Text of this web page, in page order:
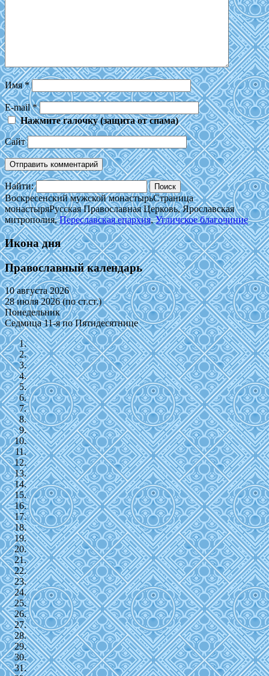
Имя*
E-mail*
Нажмите галочку (защита от спама)
Сайт
Найти:
Воскресенский мужской монастырьСтраница
монастыряРусская Православная Церковь, Ярославская
митрополия,Переславская епархия,Угличское благочиние
Икона дня
Православный календарь
10 августа 2026
28 июля 2026 (по ст.ст.)
Понедельник
Седмица 11-я по Пятидесятнице